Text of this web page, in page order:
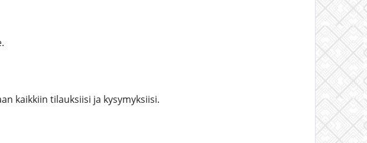
kaikkiin tilauksiisi ja kysymyksiisi.